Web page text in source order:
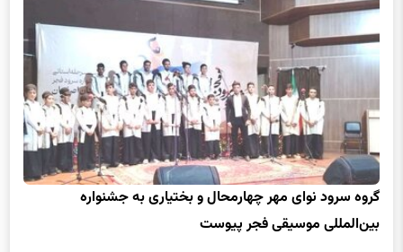
گروه سرود نوای مهر چهارمحال و بختیاری به جشنواره
بین‌المللی موسیقی فجر پیوست